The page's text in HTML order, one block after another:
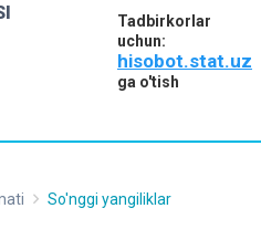
Tadbirkorlar
uchun:
hisobot.stat.uz
ga o'tish
So'nggi yangiliklar